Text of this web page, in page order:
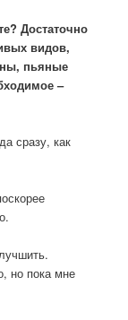
Достаточно
видов,
пьяные
–
сразу, как
но пока мне